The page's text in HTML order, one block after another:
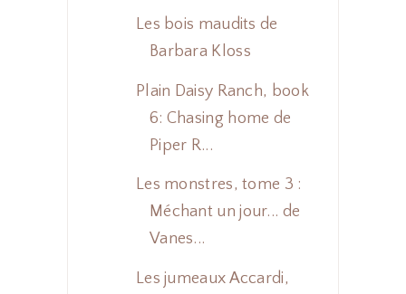
Les bois maudits de
Barbara Kloss
Plain Daisy Ranch, book
6: Chasing home de
Piper R...
Les monstres, tome 3 :
Méchant un jour... de
Vanes...
Les jumeaux Accardi,